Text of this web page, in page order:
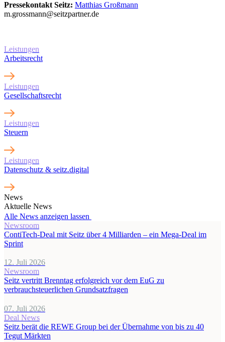
Pressekontakt Seitz: Matthias Großmann
m.grossmann@seitzpartner.de
Leistungen
Arbeitsrecht
Leistungen
Gesellschaftsrecht
Leistungen
Steuern
Leistungen
Datenschutz & seitz.digital
News
Aktuelle News
Alle News anzeigen lassen
Newsroom
ContiTech-Deal mit Seitz über 4 Milliarden – ein Mega-Deal im
Sprint
12. Juli 2026
Newsroom
Seitz vertritt Brenntag erfolgreich vor dem EuG zu
verbrauchsteuerlichen Grundsatzfragen
07. Juli 2026
Deal News
Seitz berät die REWE Group bei der Übernahme von bis zu 40
Tegut Märkten